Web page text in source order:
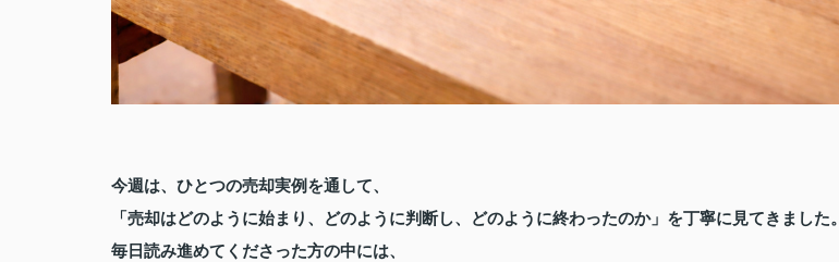
今週は、ひとつの売却実例を通して、
「売却はどのように始まり、どのように判断し、どのように終わったのか」を丁寧に見てきました。
毎日読み進めてくださった方の中には、